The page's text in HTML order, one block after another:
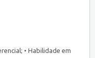
• Habilidade em